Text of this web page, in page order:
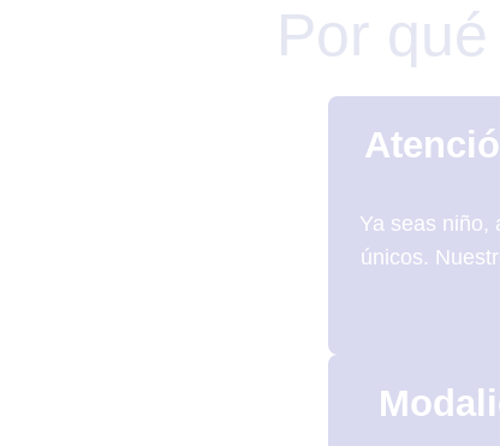
Por
Ya seas niño,
únicos.